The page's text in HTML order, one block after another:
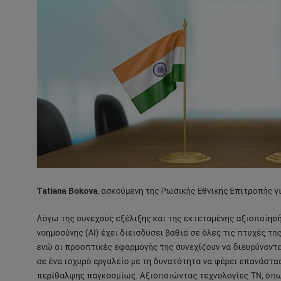
Tatiana Bokova, ασκούμενη της Ρωσικής Εθνικής Επιτροπής
Λόγω της συνεχούς εξέλιξης και της εκτεταμένης
νοημοσύνης (AI) έχει διεισδύσει βαθιά σε όλες τις πτυχές
ενώ οι προοπτικές εφαρμογής της συνεχίζουν να
σε ένα ισχυρό εργαλείο με τη δυνατότητα να φέρει
περίθαλψης παγκοσμίως. Αξιοποιώντας τεχνολογίες ΤΝ,